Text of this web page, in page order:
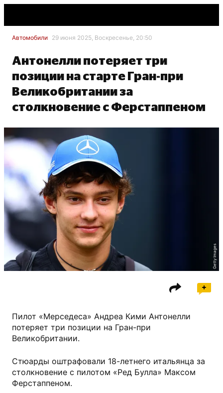
Автомобили 29 июня 2025, Воскресенье, 20:50
Антонелли потеряет три
позиции на старте Гран-при
Великобритании за
столкновение с Ферстаппеном
Getty Images
Пилот «Мерседеса» Андреа Кими Антонелли
потеряет три позиции на Гран-при
Великобритании.
Стюарды оштрафовали 18-летнего итальянца за
столкновение с пилотом «Ред Булла» Максом
Ферстаппеном.